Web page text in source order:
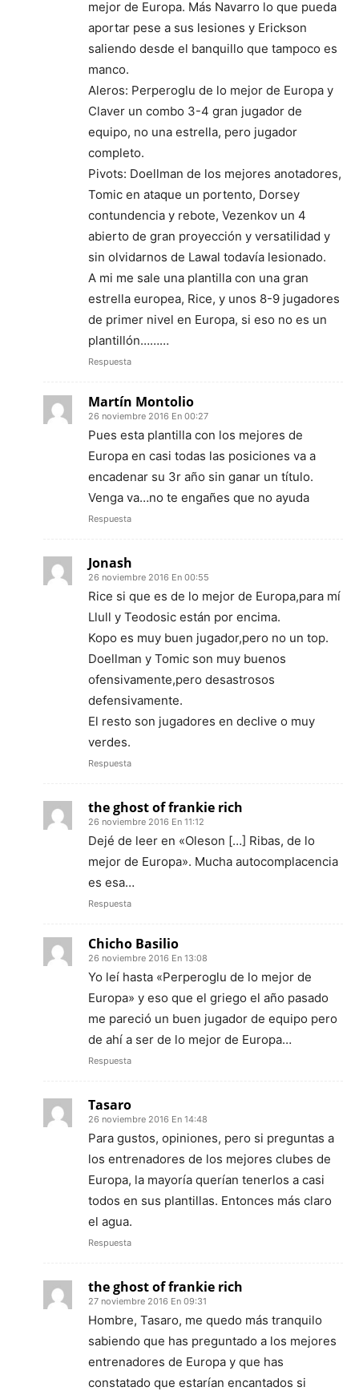
mejor de Europa. Más Navarro lo que pueda
aportar pese a sus lesiones y Erickson
saliendo desde el banquillo que tampoco es
manco.
Aleros: Perperoglu de lo mejor de Europa y
Claver un combo 3-4 gran jugador de
equipo, no una estrella, pero jugador
completo.
Pivots: Doellman de los mejores anotadores,
Tomic en ataque un portento, Dorsey
contundencia y rebote, Vezenkov un 4
abierto de gran proyección y versatilidad y
sin olvidarnos de Lawal todavía lesionado.
A mi me sale una plantilla con una gran
estrella europea, Rice, y unos 8-9 jugadores
de primer nivel en Europa, si eso no es un
plantillón………
Respuesta
Martín Montolio
26 noviembre 2016 En 00:27
Pues esta plantilla con los mejores de
Europa en casi todas las posiciones va a
encadenar su 3r año sin ganar un título.
Venga va…no te engañes que no ayuda
Respuesta
Jonash
26 noviembre 2016 En 00:55
Rice si que es de lo mejor de Europa,para mí
Llull y Teodosic están por encima.
Kopo es muy buen jugador,pero no un top.
Doellman y Tomic son muy buenos
ofensivamente,pero desastrosos
defensivamente.
El resto son jugadores en declive o muy
verdes.
Respuesta
the ghost of frankie rich
26 noviembre 2016 En 11:12
Dejé de leer en «Oleson […] Ribas, de lo
mejor de Europa». Mucha autocomplacencia
es esa…
Respuesta
Chicho Basilio
26 noviembre 2016 En 13:08
Yo leí hasta «Perperoglu de lo mejor de
Europa» y eso que el griego el año pasado
me pareció un buen jugador de equipo pero
de ahí a ser de lo mejor de Europa…
Respuesta
Tasaro
26 noviembre 2016 En 14:48
Para gustos, opiniones, pero si preguntas a
los entrenadores de los mejores clubes de
Europa, la mayoría querían tenerlos a casi
todos en sus plantillas. Entonces más claro
el agua.
Respuesta
the ghost of frankie rich
27 noviembre 2016 En 09:31
Hombre, Tasaro, me quedo más tranquilo
sabiendo que has preguntado a los mejores
entrenadores de Europa y que has
constatado que estarían encantados si